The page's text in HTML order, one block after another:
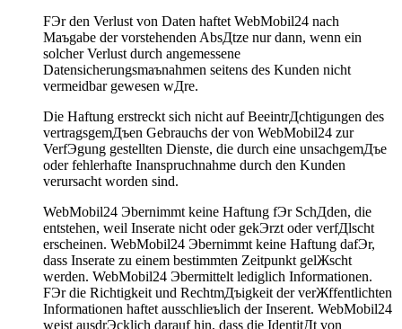
FЭr den Verlust von Daten haftet WebMobil24 nach
Maъgabe der vorstehenden AbsДtze nur dann, wenn ein
solcher Verlust durch angemessene
Datensicherungsmaъnahmen seitens des Kunden nicht
vermeidbar gewesen wДre.
Die Haftung erstreckt sich nicht auf BeeintrДchtigungen des
vertragsgemДъen Gebrauchs der von WebMobil24 zur
VerfЭgung gestellten Dienste, die durch eine unsachgemДъe
oder fehlerhafte Inanspruchnahme durch den Kunden
verursacht worden sind.
WebMobil24 Эbernimmt keine Haftung fЭr SchДden, die
entstehen, weil Inserate nicht oder gekЭrzt oder verfДlscht
erscheinen. WebMobil24 Эbernimmt keine Haftung dafЭr,
dass Inserate zu einem bestimmten Zeitpunkt gelЖscht
werden. WebMobil24 Эbermittelt lediglich Informationen.
FЭr die Richtigkeit und RechtmДъigkeit der verЖffentlichten
Informationen haftet ausschlieъlich der Inserent. WebMobil24
weist ausdrЭcklich darauf hin, dass die IdentitДt von